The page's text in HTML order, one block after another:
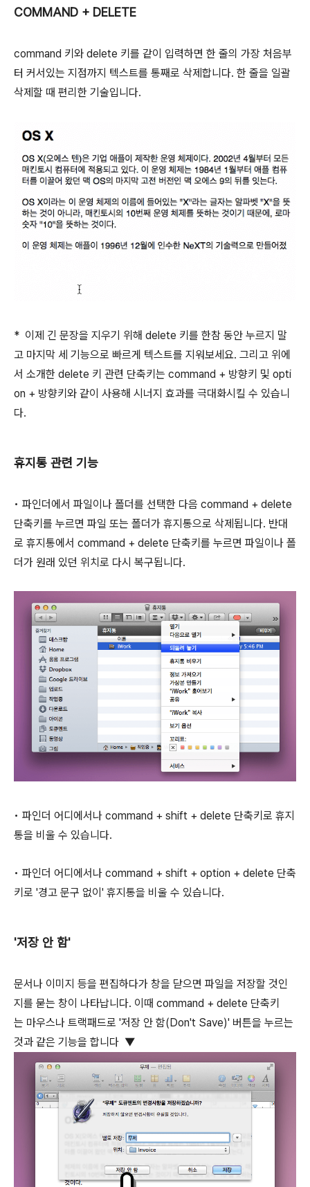
COMMAND + DELETE
command 키와 delete 키를 같이 입력하면 한 줄의 가장 처음부
터 커서있는 지점까지 텍스트를 통째로 삭제합니다. 한 줄을 일괄
삭제할 때 편리한 기술입니다.
* 이제 긴 문장을 지우기 위해 delete 키를 한참 동안 누르지 말
고 마지막 세 기능으로 빠르게 텍스트를 지워보세요. 그리고 위에
서 소개한 delete 키 관련 단축키는 command + 방향키 및 opti
on + 방향키 와 같이 사용해 시너지 효과를 극대화시킬 수 있습니
다.
휴지통 관련 기능
• 파인더에서 파일이나 폴더를 선택한 다음 command + delete
단축키를 누르면 파일 또는 폴더가 휴지통으로 삭제됩니다. 반대
로 휴지통에서 command + delete 단축키를 누르면 파일이나 폴
더가 원래 있던 위치로 다시 복구됩니다.
• 파인더 어디에서나 command + shift + delete 단축키로 휴지
통을 비울 수 있습니다.
• 파인더 어디에서나 command + shift + option + delete 단축
키로 '경고 문구 없이' 휴지통을 비울 수 있습니다.
'저장 안 함'
문서나 이미지 등을 편집하다가 창을 닫으면 파일을 저장할 것인
지를 묻는 창이 나타납니다. 이때 command + delete 단축키
는 마우스나 트랙패드로 '저장 안 함(Don't Save)' 버튼을 누르는
것과 같은 기능을 합니다 ▼